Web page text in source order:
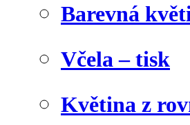
Barevná
Včela – tisk
Květina z